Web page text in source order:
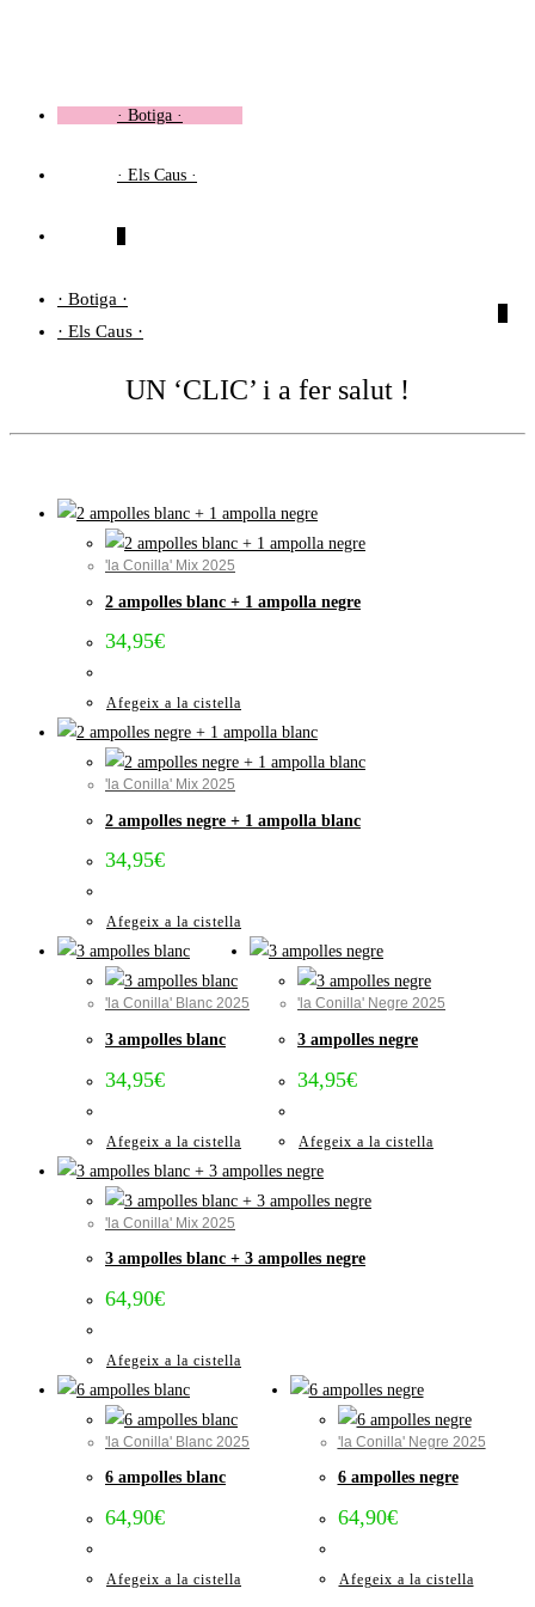
· Botiga ·
· Els Caus ·
· Botiga ·
· Els Caus ·
UN ‘CLIC’ i a fer salut !
'la Conilla' Mix 2025
2 ampolles blanc + 1 ampolla negre
34,95€
Afegeix a la cistella
'la Conilla' Mix 2025
2 ampolles negre + 1 ampolla blanc
34,95€
Afegeix a la cistella
'la Conilla' Blanc 2025
3 ampolles blanc
34,95€
Afegeix a la cistella
'la Conilla' Negre 2025
3 ampolles negre
34,95€
Afegeix a la cistella
'la Conilla' Mix 2025
3 ampolles blanc + 3 ampolles negre
64,90€
Afegeix a la cistella
'la Conilla' Blanc 2025
6 ampolles blanc
64,90€
Afegeix a la cistella
'la Conilla' Negre 2025
6 ampolles negre
64,90€
Afegeix a la cistella